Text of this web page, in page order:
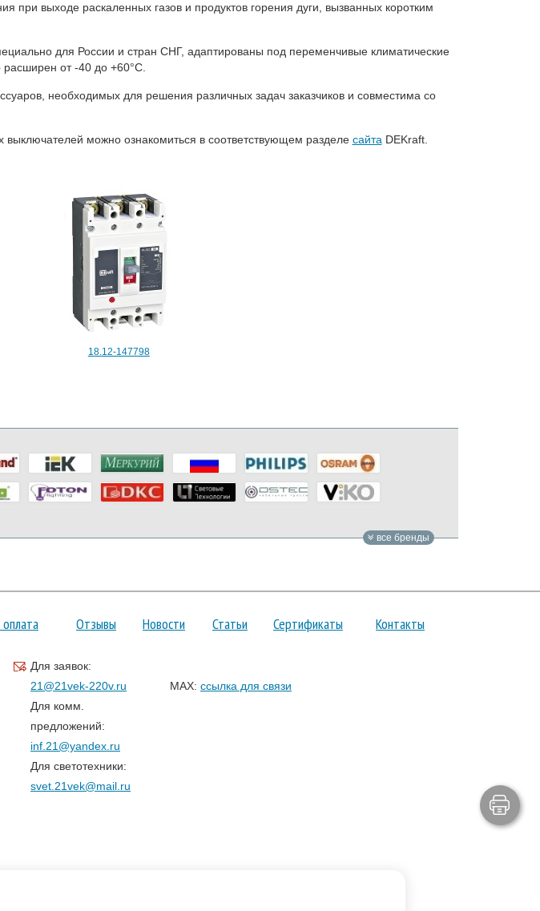
при выходе раскаленных газов и продуктов горения дуги, вызванных коротким
для России и стран СНГ, адаптированы под переменчивые климатические
от -40 до +60°C.
необходимых для решения различных задач заказчиков и совместима со
можно ознакомиться в соответствующем разделе сайта DEKraft.
18.12-147798
все бренды
Отзывы Новости Статьи Сертификаты Контакты
Для заявок:
21@21vek-220v.ru
Для комм.
предложений:
inf.21@yandex.ru
Для светотехники:
svet.21vek@mail.ru
MAX: ссылка для связи